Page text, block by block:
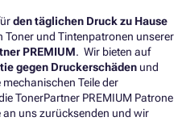
den täglichen Druck zu Hause
Toner und Tintenpatronen unserer
PREMIUM. Wir bieten auf
gegen Druckerschäden und
mechanischen Teile der
TonerPartner PREMIUM Patrone
an uns zurücksenden und wir